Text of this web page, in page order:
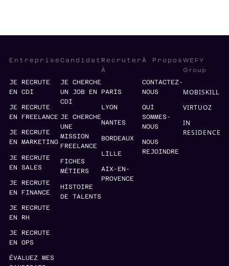
Entreprise
JE RECRUTE
EN CDI
JE RECRUTE
EN FREELANCE
JE RECRUTE
EN MARKETING
JE RECRUTE
EN SALES
JE RECRUTE
EN FINANCE
JE RECRUTE
EN RH
JE RECRUTE
EN OPS
ÉVALUEZ MES
Candidat
JE CHERCHE
UN JOB EN
CDI
JE CHERCHE
UNE
MISSION
FREELANCE
FICHES
MÉTIERS
HISTOIRE
DE TALENTS
Recruter
À
PARIS
LYON
NANTES
BORDEAUX
LILLE
AIX-EN-
PROVENCE
À Propos
CONTACTEZ-
NOUS
QUI
SOMMES-
NOUS
NOUS
REJOINDRE
WEFY
Group
MOBISKILL
VIRTUOZ
IN
RESIDENCE